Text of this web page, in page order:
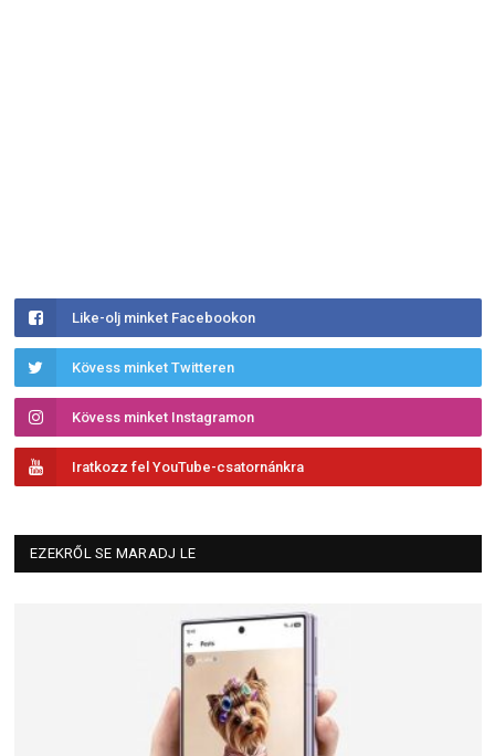
Like-olj minket Facebookon
Kövess minket Twitteren
Kövess minket Instagramon
Iratkozz fel YouTube-csatornánkra
EZEKRŐL SE MARADJ LE